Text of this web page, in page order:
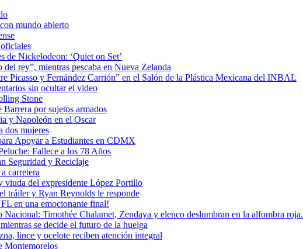
mundo abierto
de Nickelodeon: ‘Quiet on Set’
rey”, mientras pescaba en Nueva Zelanda
Picasso y Fernández Carrión” en el Salón de la Plástica Mexicana del INBAL
sin ocultar el video
Stone
por sujetos armados
y Napoleón en el Oscar
dos mujeres
Apoyar a Estudiantes en CDMX
Fallece a los 78 Años
Seguridad y Reciclaje
carretera
viuda del expresidente López Portillo
tráiler y Ryan Reynolds le responde
en una emocionante final!
Nacional: Timothée Chalamet, Zendaya y elenco deslumbran en la alfombra roja.
se decide el futuro de la huelga
lince y ocelote reciben atención integral
Montemorelos